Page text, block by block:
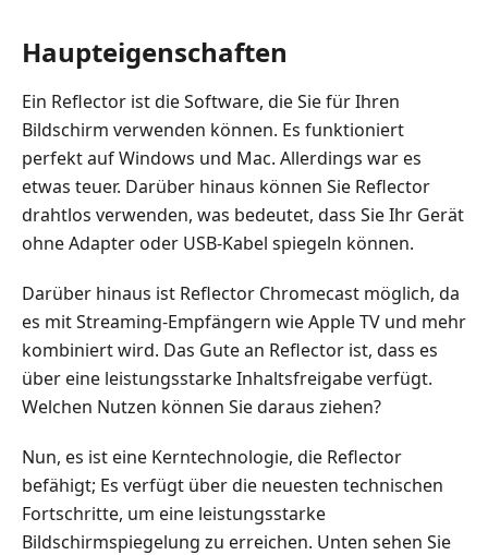
Haupteigenschaften
Ein Reflector ist die Software, die Sie für Ihren
Bildschirm verwenden können. Es funktioniert
perfekt auf Windows und Mac. Allerdings war es
etwas teuer. Darüber hinaus können Sie Reflector
drahtlos verwenden, was bedeutet, dass Sie Ihr Gerät
ohne Adapter oder USB-Kabel spiegeln können.
Darüber hinaus ist Reflector Chromecast möglich, da
es mit Streaming-Empfängern wie Apple TV und mehr
kombiniert wird. Das Gute an Reflector ist, dass es
über eine leistungsstarke Inhaltsfreigabe verfügt.
Welchen Nutzen können Sie daraus ziehen?
Nun, es ist eine Kerntechnologie, die Reflector
befähigt; Es verfügt über die neuesten technischen
Fortschritte, um eine leistungsstarke
Bildschirmspiegelung zu erreichen. Unten sehen Sie